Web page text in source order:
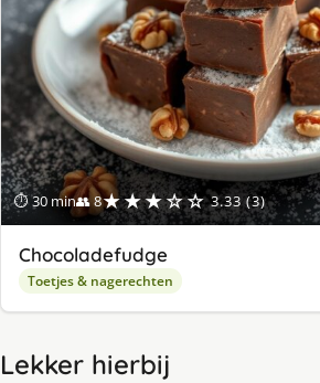
⏱ 30 min👥 8★★★☆☆ 3.33 (3)
Chocoladefudge
Toetjes & nagerechten
Lekker hierbij